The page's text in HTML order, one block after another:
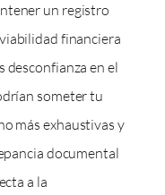
un registro
financiera
desconfianza en el
someter tu
más exhaustivas y
documental
a la